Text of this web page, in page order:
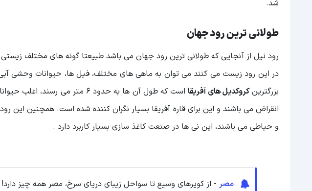
شد.
طولانی ترین رود جهان
رود نیل از آنجایی که طولانی ترین رود جهان می باشد طبیعتا گونه های مختلف زیستی
در این رود زیست می کنند می توان به ماهی های مختلف، فیل ها، حیوانات وحشی آبی
بزرگترینکروکدیل های آفریقا
است که طول آن ها به حدود 6 متر
انقراض می باشند و این برای قاره آفریقا بسیار نگران کننده شده است. همچنین این
و حیاطی می باشند، این نی ها در صنعت کاغذ سازی بسیار کاربرد دارد .
مصر - از کویرهای وسیع تا سواحل زیبای دریای سرخ، مصر همه چیز دارد!